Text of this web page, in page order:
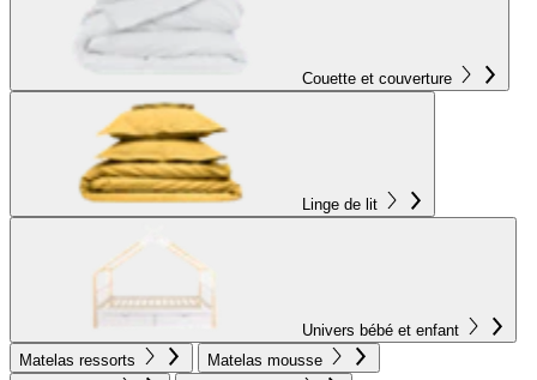
Couette et couverture
Linge de lit
Univers bébé et enfant
Matelas ressorts
Matelas mousse